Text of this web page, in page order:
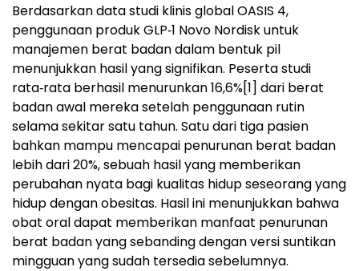
Berdasarkan data studi klinis global OASIS 4,
penggunaan produk GLP‑1 Novo Nordisk untuk
manajemen berat badan dalam bentuk pil
menunjukkan hasil yang signifikan. Peserta studi
rata‑rata berhasil menurunkan 16,6%[1] dari berat
badan awal mereka setelah penggunaan rutin
selama sekitar satu tahun. Satu dari tiga pasien
bahkan mampu mencapai penurunan berat badan
lebih dari 20%, sebuah hasil yang memberikan
perubahan nyata bagi kualitas hidup seseorang yang
hidup dengan obesitas. Hasil ini menunjukkan bahwa
obat oral dapat memberikan manfaat penurunan
berat badan yang sebanding dengan versi suntikan
mingguan yang sudah tersedia sebelumnya.